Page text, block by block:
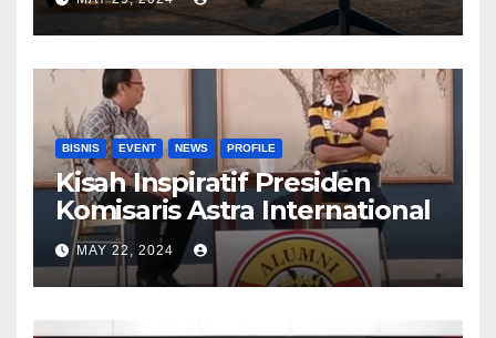
BISNIS EVENT NEWS PROFILE
Kisah Inspiratif Presiden
Komisaris Astra International
MAY 22, 2024